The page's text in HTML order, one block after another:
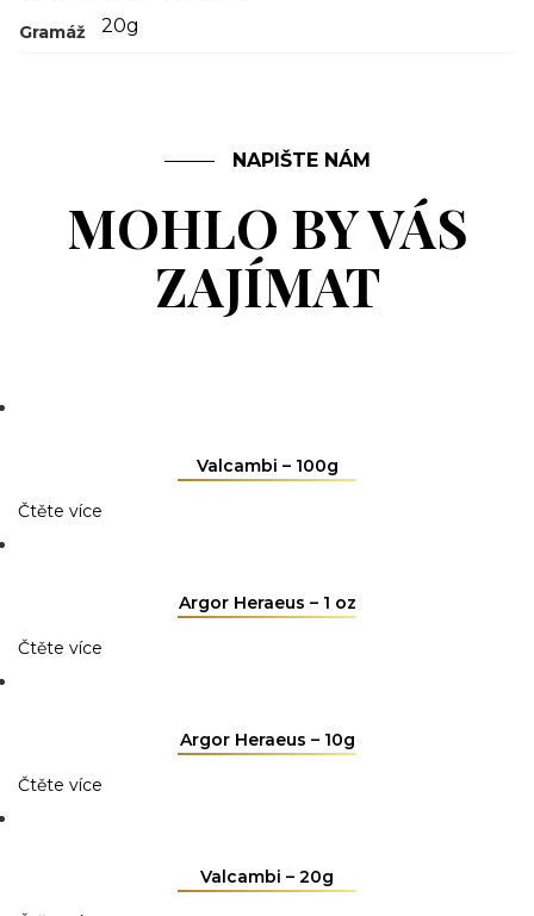
Gramáž 20g
NAPIŠTE NÁM
MOHLO BY VÁS
ZAJÍMAT
Valcambi – 100g
Čtěte více
Argor Heraeus – 1 oz
Čtěte více
Argor Heraeus – 10g
Čtěte více
Valcambi – 20g